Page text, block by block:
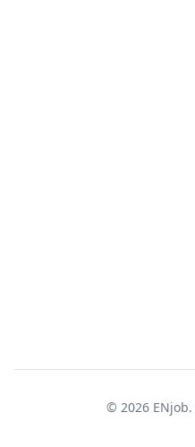
© 2026 ENjob.